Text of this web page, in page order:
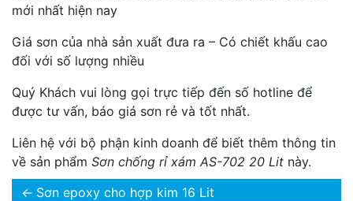
mới nhất hiện nay
Giá sơn của nhà sản xuất đưa ra – Có chiết khấu cao
đối với số lượng nhiều
Quý Khách vui lòng gọi trực tiếp đến số hotline để
được tư vấn, báo giá sơn rẻ và tốt nhất.
Liên hệ với bộ phận kinh doanh để biết thêm thông tin
về sản phẩm Sơn chống rỉ xám AS-702 20 Lit này.
← Sơn epoxy cho hợp kim 16 Lit